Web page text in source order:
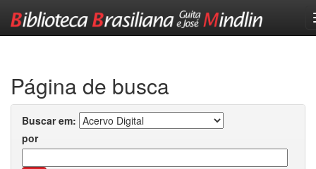
Página de busca
Buscar em:
por